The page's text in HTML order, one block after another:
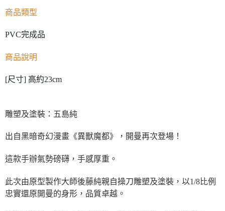
商品類型
PVC完成品
商品說明
[尺寸] 高約23cm
雕塑及塗裝：五島純
出自黑暗奇幻漫畫《異獸魔都》，開曼再次登場！
這款手辦氣勢磅礴，手感厚重。
此次由原型製作大師後藤純親自操刀雕塑及塗裝，以1/8比例
忠實還原開曼的身形，品質卓越。